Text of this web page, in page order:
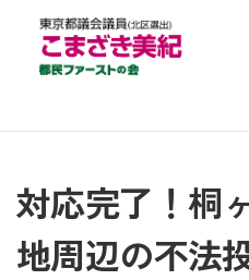
対応完了！桐
地周辺の不法